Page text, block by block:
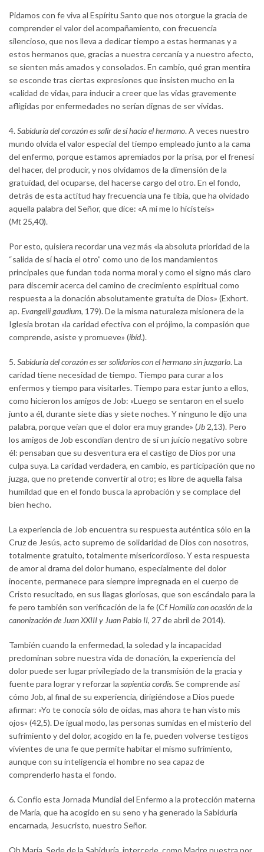
Pidamos con fe viva al Espíritu Santo que nos otorgue la gracia de
comprender el valor del acompañamiento, con frecuencia
silencioso, que nos lleva a dedicar tiempo a estas hermanas y a
estos hermanos que, gracias a nuestra cercanía y a nuestro afecto,
se sienten más amados y consolados. En cambio, qué gran mentira
se esconde tras ciertas expresiones que insisten mucho en la
«calidad de vida», para inducir a creer que las vidas gravemente
afligidas por enfermedades no serían dignas de ser vividas.
4.Sabiduría del corazón es salir de sí hacia el hermano. A veces nuestro
mundo olvida el valor especial del tiempo empleado junto a la cama
del enfermo, porque estamos apremiados por la prisa, por el frenesí
del hacer, del producir, y nos olvidamos de la dimensión de la
gratuidad, del ocuparse, del hacerse cargo del otro. En el fondo,
detrás de esta actitud hay frecuencia una fe tibia, que ha olvidado
aquella palabra del Señor, que dice: «A mí me lo hicisteis»
(Mt 25,40).
Por esto, quisiera recordar una vez más «la absoluta prioridad de la
“salida de sí hacia el otro” como uno de los mandamientos
principales que fundan toda norma moral y como el signo más claro
para discernir acerca del camino de crecimiento espiritual como
respuesta a la donación absolutamente gratuita de Dios» (Exhort.
ap.Evangelii gaudium, 179). De la misma naturaleza misionera de la
Iglesia brotan «la caridad efectiva con el prójimo, la compasión que
comprende, asiste y promueve» (ibíd.).
5.Sabiduría del corazón es ser solidarios con el hermano sin juzgarlo. La
caridad tiene necesidad de tiempo. Tiempo para curar a los
enfermos y tiempo para visitarles. Tiempo para estar junto a ellos,
como hicieron los amigos de Job: «Luego se sentaron en el suelo
junto a él, durante siete días y siete noches. Y ninguno le dijo una
palabra, porque veían que el dolor era muy grande» (Jb 2,13). Pero
los amigos de Job escondían dentro de sí un juicio negativo sobre
él: pensaban que su desventura era el castigo de Dios por una
culpa suya. La caridad verdadera, en cambio, es participación que no
juzga, que no pretende convertir al otro; es libre de aquella falsa
humildad que en el fondo busca la aprobación y se complace del
bien hecho.
La experiencia de Job encuentra su respuesta auténtica sólo en la
Cruz de Jesús, acto supremo de solidaridad de Dios con nosotros,
totalmente gratuito, totalmente misericordioso. Y esta respuesta
de amor al drama del dolor humano, especialmente del dolor
inocente, permanece para siempre impregnada en el cuerpo de
Cristo resucitado, en sus llagas gloriosas, que son escándalo para la
fe pero también son verificación de la fe (CfHomilía con ocasión de la
canonización de Juan XXIII y Juan Pablo II, 27 de abril de 2014).
También cuando la enfermedad, la soledad y la incapacidad
predominan sobre nuestra vida de donación, la experiencia del
dolor puede ser lugar privilegiado de la transmisión de la gracia y
fuente para lograr y reforzar la sapientia cordis. Se comprende así
cómo Job, al final de su experiencia, dirigiéndose a Dios puede
afirmar: «Yo te conocía sólo de oídas, mas ahora te han visto mis
ojos» (42,5). De igual modo, las personas sumidas en el misterio del
sufrimiento y del dolor, acogido en la fe, pueden volverse testigos
vivientes de una fe que permite habitar el mismo sufrimiento,
aunque con su inteligencia el hombre no sea capaz de
comprenderlo hasta el fondo.
6. Confío esta Jornada Mundial del Enfermo a la protección materna
de María, que ha acogido en su seno y ha generado la Sabiduría
encarnada, Jesucristo, nuestro Señor.
Oh María, Sede de la Sabiduría, intercede, como Madre nuestra por